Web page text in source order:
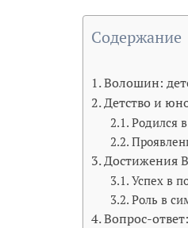
Содержание
Волошин:
Детство и
Родился
Достижения
Успех в
Роль в
Вопрос-ответ: